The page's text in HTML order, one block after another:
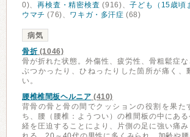
0)、再検査・精密検査 (916)、子ども（15歳頃
ウマチ (76)、 ワキガ・多汗症 (68)
病気
骨折(1046)
骨が折れた状態。外傷性、疲労性、骨粗鬆症な
ぶつかったり、ひねったりした箇所が痛く、
い。
腰椎椎間板ヘルニア (410)
背骨の骨と骨の間でクッションの役割を果た
ち、腰（腰椎：ようつい）の椎間板の中にあ
経を圧迫することにより、片側の足に強い痛